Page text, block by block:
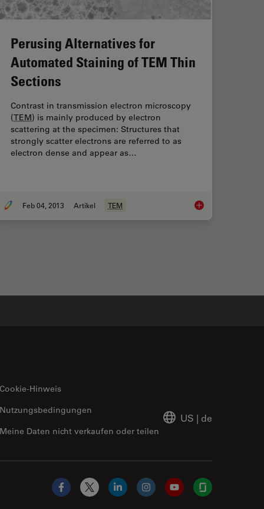
Platinum Low Angle Rotary Shadowing of DNA with the Leica
Perusing Alternatives for
Automated Staining of TEM Thin
Sections
Contrast in transmission electron microscopy
(TEM) is mainly produced by electron
scattering at the specimen: Structures that
strongly scatter electrons are referred to as
electron dense and appear as…
Feb 04, 2013 Artikel TEM Perusing
Cookie-Hinweis
Meine Daten nicht verkaufen oder teilen
Nutzungsbedingungen
US | de
Facebook
X LinkedInInstagramYouTubeGlassdoor